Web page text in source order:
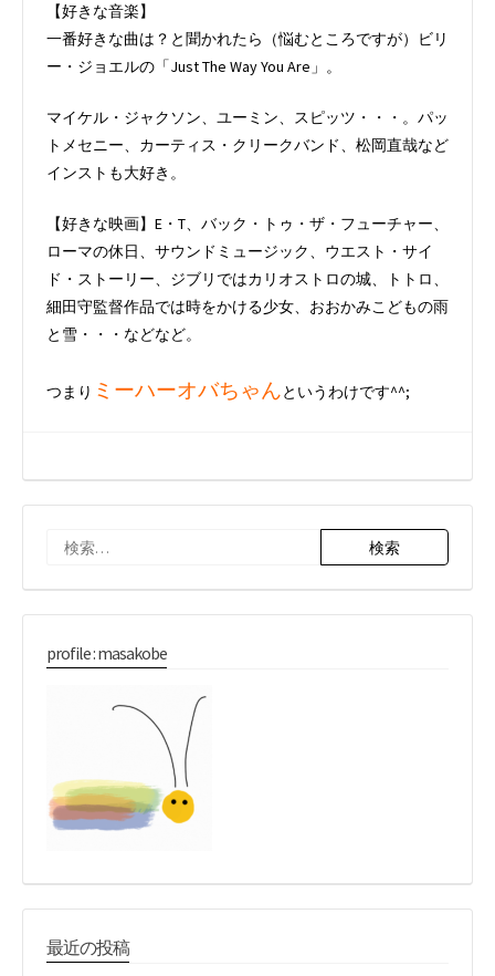
【好きな音楽】
一番好きな曲は？と聞かれたら（悩むところですが）ビリ
ー・ジョエルの「Just The Way You Are」。
マイケル・ジャクソン、ユーミン、スピッツ・・・。パッ
トメセニー、カーティス・クリークバンド、松岡直哉など
インストも大好き。
【好きな映画】E・T、バック・トゥ・ザ・フューチャー、
ローマの休日、サウンドミュージック、ウエスト・サイ
ド・ストーリー、ジブリではカリオストロの城、トトロ、
細田守監督作品では時をかける少女、おおかみこどもの雨
と雪・・・などなど。
つまり ミーハーオバちゃんというわけです^^;
索:
profile : masakobe
最近の投稿